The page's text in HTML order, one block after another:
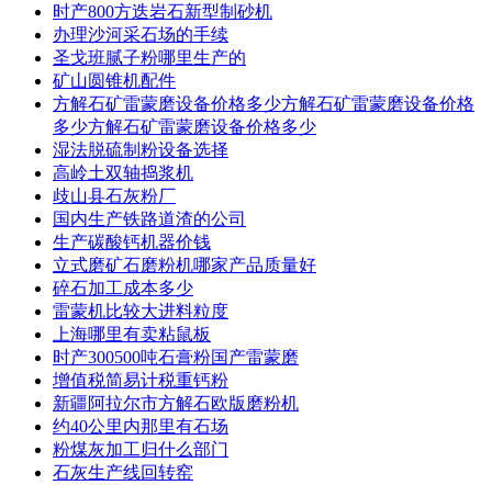
时产800方迭岩石新型制砂机
办理沙河采石场的手续
圣戈班腻子粉哪里生产的
矿山圆锥机配件
方解石矿雷蒙磨设备价格多少方解石矿雷蒙磨设备价格
多少方解石矿雷蒙磨设备价格多少
湿法脱硫制粉设备选择
高岭土双轴捣浆机
歧山县石灰粉厂
国内生产铁路道渣的公司
生产碳酸钙机器价钱
立式磨矿石磨粉机哪家产品质量好
碎石加工成本多少
雷蒙机比较大进料粒度
上海哪里有卖粘鼠板
时产300500吨石膏粉国产雷蒙磨
增值税简易计税重钙粉
新疆阿拉尔市方解石欧版磨粉机
约40公里内那里有石场
粉煤灰加工归什么部门
石灰生产线回转窑